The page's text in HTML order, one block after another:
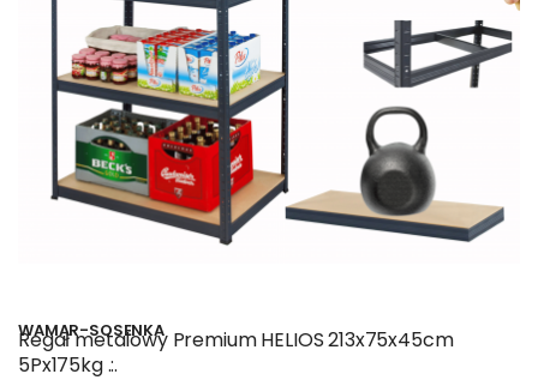
WAMAR-SOSENKA
Regał metalowy Premium HELIOS 213x75x45cm
5Px175kg .:.